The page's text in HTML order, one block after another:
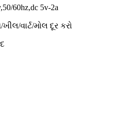
60hz,dc 5v-2a
વાર્ટ/મોલ દૂર કરો